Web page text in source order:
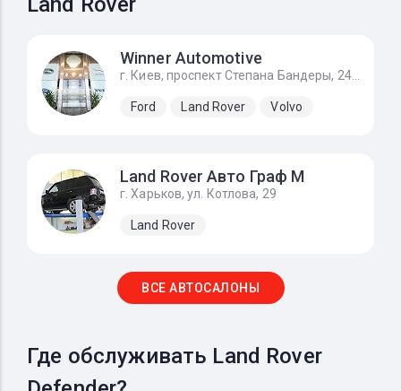
Winner Automotive
г. Киев, проспект Степана Бандеры, 24Д
Ford Land Rover Volvo
Land Rover Авто Граф М
г. Харьков, ул. Котлова, 29
Land Rover
ВСЕ АВТОСАЛОНЫ
Где обслуживать Land Rover